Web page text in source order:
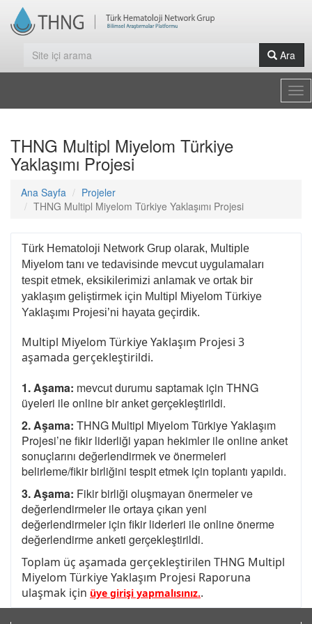
Ara
THNG Multipl Miyelom Türkiye
Yaklaşımı Projesi
Ana Sayfa
Projeler
THNG Multipl Miyelom Türkiye Yaklaşımı Projesi
Türk Hematoloji Network Grup olarak, Multiple
Miyelom tanı ve tedavisinde mevcut uygulamaları
tespit etmek, eksikilerimizi anlamak ve ortak bir
yaklaşım geliştirmek için Multipl Miyelom Türkiye
Yaklaşımı Projesi’ni hayata geçirdik.
Multipl Miyelom Türkiye Yaklaşım Projesi 3
aşamada gerçekleştirildi.
1. Aşama: mevcut durumu saptamak için THNG
üyeleri ile online bir anket gerçekleştirildi.
2. Aşama: THNG Multipl Miyelom Türkiye Yaklaşım
Projesi’ne fikir liderliği yapan hekimler ile online anket
sonuçlarını değerlendirmek ve önermeleri
belirleme/fikir birliğini tespit etmek için toplantı yapıldı.
3. Aşama: Fikir birliği oluşmayan önermeler ve
değerlendirmeler ile ortaya çıkan yeni
değerlendirmeler için fikir liderleri ile online önerme
değerlendirme anketi gerçekleştirildi.
Toplam üç aşamada gerçekleştirilen THNG Multipl
Miyelom Türkiye Yaklaşım Projesi Raporuna
ulaşmak için üye girişi yapmalısınız..